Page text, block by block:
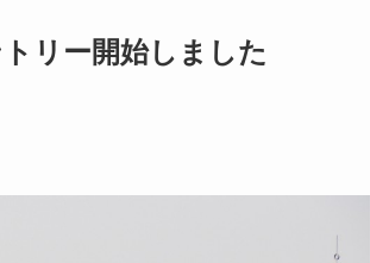
リー開始しました